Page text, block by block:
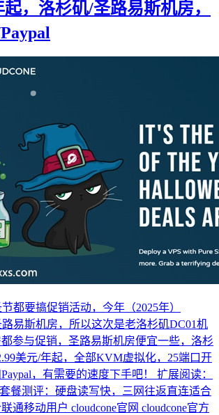
起，洛杉矶/圣路易斯机房，
都要搞促销活动，今年（2025年）
路易斯机房，所以这次是老洛杉矶DC01机
参与促销，圣路易斯机房便宜一些，洛杉
美元/年起，全部KVM虚拟化，25端口开
，有需要的速度下手吧！ 扩展阅读：
套餐测评：硬盘读写快，三网往返直连适合
通移动用户 cloudcone官网 cloudcone官方